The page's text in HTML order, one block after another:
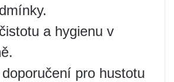
a hygienu v
pro hustotu